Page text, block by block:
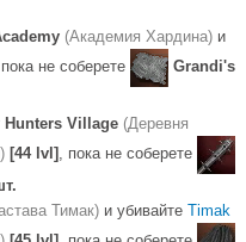
(Академия Хардина) и
не соберете
Grandi's
Hunters Village (Деревня
[44 lvl] , пока не соберете
Тимак) и убивайте Timak